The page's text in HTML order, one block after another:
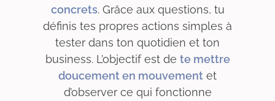
concrets. Grâce aux questions, tu
définis tes propres actions simples à
tester dans ton quotidien et ton
business. L’objectif est de te mettre
doucement en mouvement et
d’observer ce qui fonctionne